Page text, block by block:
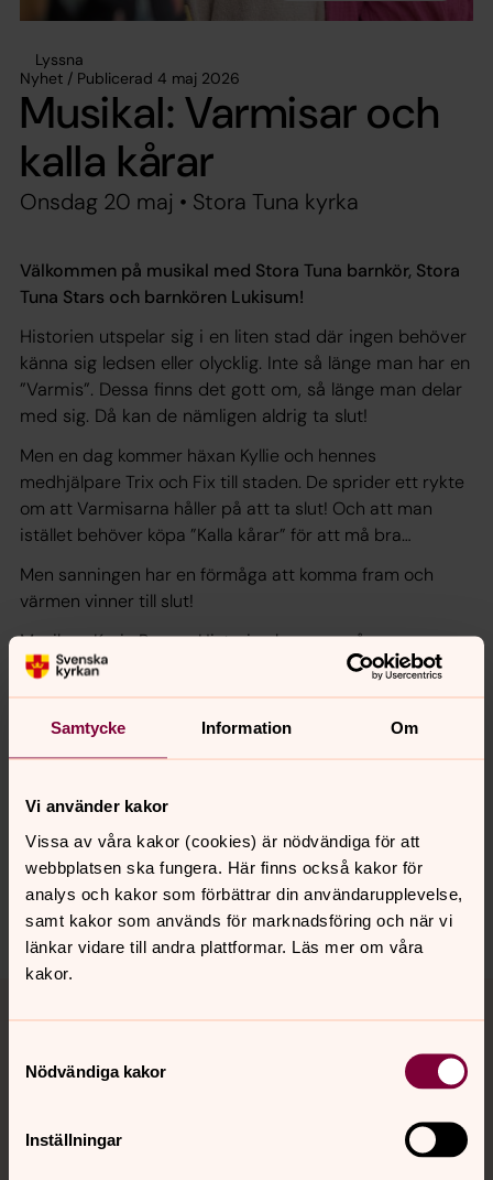
Samtycke Information Om
Vi använder kakor
Vissa av våra kakor (cookies) är nödvändiga för att
webbplatsen ska fungera. Här finns också kakor för
analys och kakor som förbättrar din användarupplevelse,
samt kakor som används för marknadsföring och när vi
länkar vidare till andra plattformar. Läs mer om våra
kakor.
Nödvändiga kakor
Inställningar
Lyssna
Nyhet / Publicerad 4 maj 2026
Musikal: Varmisar och
kalla kårar
Onsdag 20 maj • Stora Tuna kyrka
Välkommen på musikal med Stora Tuna barnkör, Stora
Tuna Stars och barnkören Lukisum!
Historien utspelar sig i en liten stad där ingen behöver
känna sig ledsen eller olycklig. Inte så länge man har en
”Varmis”. Dessa finns det gott om, så länge man delar
med sig. Då kan de nämligen aldrig ta slut!
Men en dag kommer häxan Kyllie och hennes
medhjälpare Trix och Fix till staden. De sprider ett rykte
om att Varmisarna håller på att ta slut! Och att man
istället behöver köpa ”Kalla kårar” för att må bra…
Men sanningen har en förmåga att komma fram och
värmen vinner till slut!
Musik av Karin Runow. Historien baseras på en
berättelse av Claud Steiner.
Varmt välkommen!
Synpunkter eller frågor på sidans
innehåll?
stora-tuna.pastorat@svenskakyrkan.se
Dela
Tillbaka till toppen
Tillbaka till innehållet